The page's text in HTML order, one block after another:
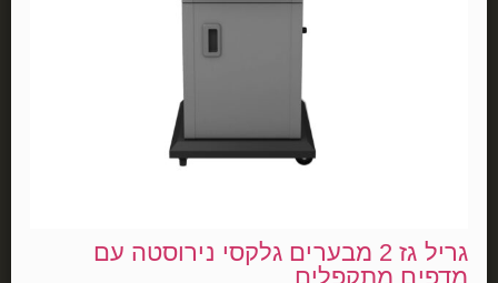
גריל גז 2 מבערים גלקסי נירוסטה עם
מדפים מתקפלים